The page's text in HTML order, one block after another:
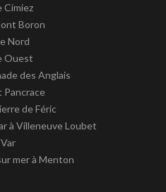
Cimiez
Boron
Nord
Ouest
des Anglais
Pancrace
de Féric
à Villeneuve Loubet
Var
mer à Menton